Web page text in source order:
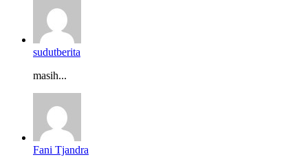
sudutberita
masih...
Fani Tjandra